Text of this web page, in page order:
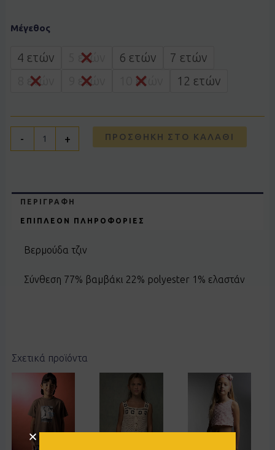
Μέγεθος
4 ετών 5 ετών 6 ετών
7 ετών
8 ετών
9 ετών 10 ετών 12 ετών
-
τζιν
3107819605
ποσότητα
+ ΠΡΟΣΘΉΚΗ ΣΤΟ ΚΑΛΆΘΙ
ΠΕΡΙΓΡΑΦΉ
ΕΠΙΠΛΈΟΝ ΠΛΗΡΟΦΟΡΊΕΣ
Βερμούδα τζιν
Σύνθεση 77% βαμβάκι 22% polyester 1% ελαστάν
Σχετικά προϊόντα